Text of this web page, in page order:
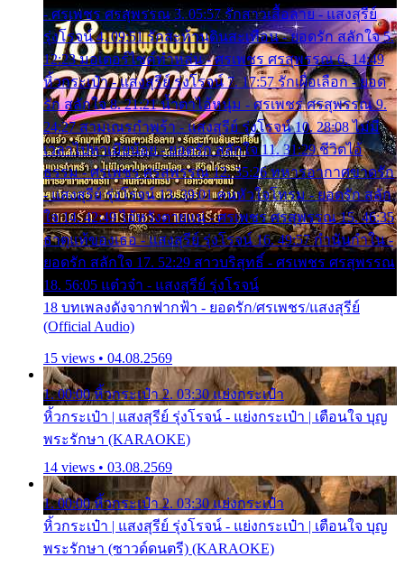
- ศรเพชร ศรสุพรรณ 3. 05:57 รักสาวเสื้อลาย - แสงสุรีย์
รุ่งโรจน์ 4. 09:51 รักสะท้านดินสะเทือน - ยอดรัก สลักใจ 5.
12:23 มอเตอร์ไซค์ทำหล่น - ศรเพชร ศรสุพรรณ 6. 14:49
หิ้วกระเป๋า - แสงสุรีย์ รุ่งโรจน์ 7. 17:57 รักเผื่อเลือก - ยอด
รัก สลักใจ 8. 21:21 น้ำตาไอ้หนุ่ม - ศรเพชร ศรสุพรรณ 9.
24:27 สามเณรกำพร้า - แสงสุรีย์ รุ่งโรจน์ 10. 28:08 ไม่มี
เวลาไปหาเมียน้อย - ยอดรัก สลักใจ 11. 31:29 ชีวิตไอ้
ธรรม - ศรเพชร ศรสุพรรณ 12. 35:26 ทหารอากาศขาดรัก
- แสงสุรีย์ รุ่งโรจน์ 13. 39:01 คนหัวใจโทรม - ยอดรัก สลัก
ใจ 14. 42:49 ไอ้หวังตายแน่ - ศรเพชร ศรสุพรรณ 15. 46:35
ธาตุแท้ของเธอ - แสงสุรีย์ รุ่งโรจน์ 16. 49:57 กำนันกำใน -
ยอดรัก สลักใจ 17. 52:29 สาวบริสุทธิ์ - ศรเพชร ศรสุพรรณ
18. 56:05 แต๋วจ๋า - แสงสุรีย์ รุ่งโรจน์
18 บทเพลงดังจากฟากฟ้า - ยอดรัก/ศรเพชร/แสงสุรีย์
(Official Audio)
15 views • 04.08.2569
1. 00:00 หิ้วกระเป๋า 2. 03:30 แย่งกระเป๋า
หิ้วกระเป๋า | แสงสุรีย์ รุ่งโรจน์ - แย่งกระเป๋า | เตือนใจ บุญ
พระรักษา (KARAOKE)
14 views • 03.08.2569
1. 00:00 หิ้วกระเป๋า 2. 03:30 แย่งกระเป๋า
หิ้วกระเป๋า | แสงสุรีย์ รุ่งโรจน์ - แย่งกระเป๋า | เตือนใจ บุญ
พระรักษา (ซาวด์ดนตรี) (KARAOKE)